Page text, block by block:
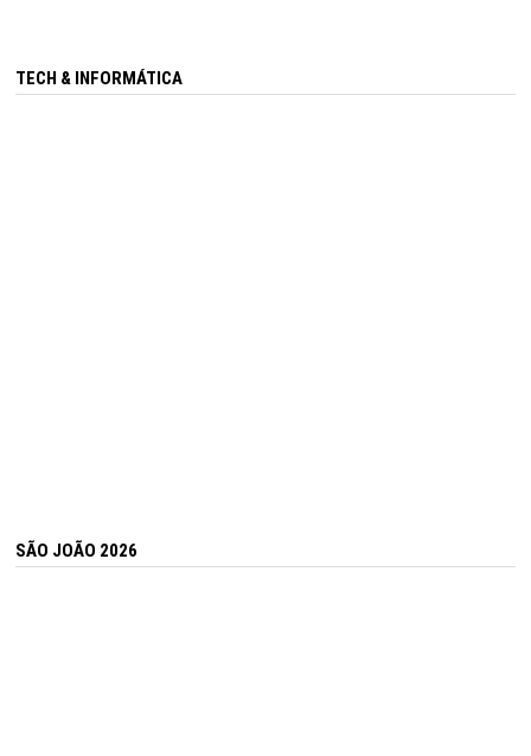
TECH & INFORMÁTICA
SÃO JOÃO 2026